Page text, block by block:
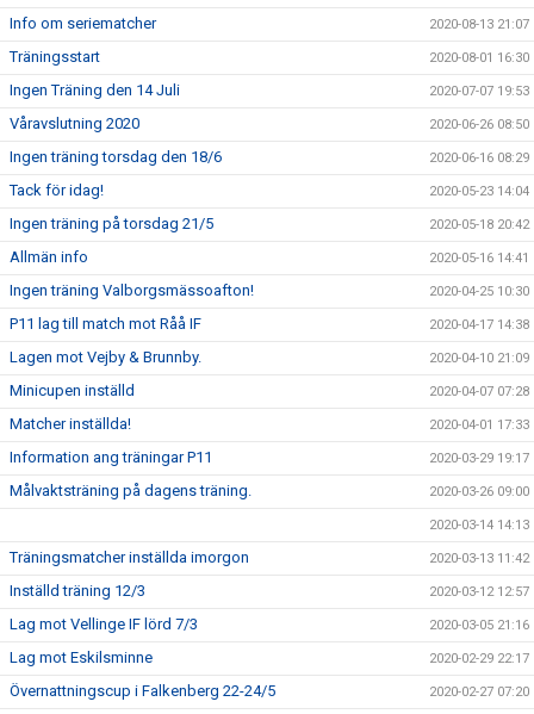
Info om seriematcher 2020-08-13 21:07
Träningsstart 2020-08-01 16:30
Ingen Träning den 14 Juli 2020-07-07 19:53
Våravslutning 2020 2020-06-26 08:50
Ingen träning torsdag den 18/6 2020-06-16 08:29
Tack för idag! 2020-05-23 14:04
Ingen träning på torsdag 21/5 2020-05-18 20:42
Allmän info 2020-05-16 14:41
Ingen träning Valborgsmässoafton! 2020-04-25 10:30
P11 lag till match mot Råå IF 2020-04-17 14:38
Lagen mot Vejby & Brunnby. 2020-04-10 21:09
Minicupen inställd 2020-04-07 07:28
Matcher inställda! 2020-04-01 17:33
Information ang träningar P11 2020-03-29 19:17
Målvaktsträning på dagens träning. 2020-03-26 09:00
2020-03-14 14:13
Träningsmatcher inställda imorgon 2020-03-13 11:42
Inställd träning 12/3 2020-03-12 12:57
Lag mot Vellinge IF lörd 7/3 2020-03-05 21:16
Lag mot Eskilsminne 2020-02-29 22:17
Övernattningscup i Falkenberg 22-24/5 2020-02-27 07:20